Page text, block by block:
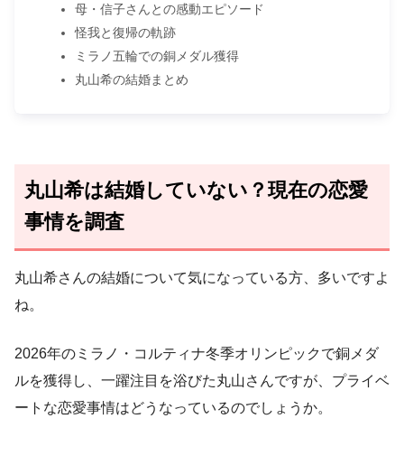
母・信子さんとの感動エピソード
怪我と復帰の軌跡
ミラノ五輪での銅メダル獲得
丸山希の結婚まとめ
丸山希は結婚していない？現在の恋愛
事情を調査
丸山希さんの結婚について気になっている方、多いですよ
ね。
2026年のミラノ・コルティナ冬季オリンピックで銅メダ
ルを獲得し、一躍注目を浴びた丸山さんですが、プライベ
ートな恋愛事情はどうなっているのでしょうか。